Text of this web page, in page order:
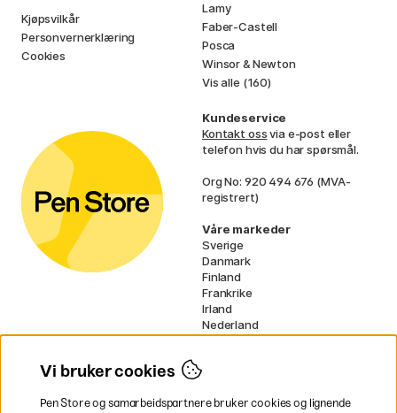
Kjøpsvilkår
Personvernerklæring
Cookies
Lamy
Faber-Castell
Posca
Winsor & Newton
Vis alle (160)
Kundeservice
Kontakt ossvia e-post eller
telefon hvis du har spørsmål.
Org No: 920 494 676 (MVA-
registrert)
Våre markeder
Sverige
Danmark
Finland
Frankrike
Irland
Nederland
Tyskland
* Spesifikkefraktvilkårgjelder for
Vi bruker cookies
Pen Store og samarbeidspartnere bruker cookies og lignende